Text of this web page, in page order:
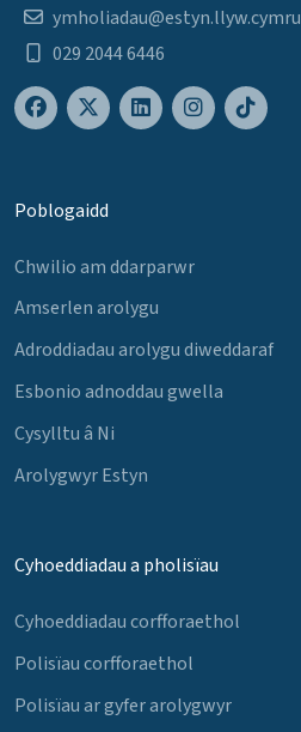
ymholiadau@estyn.llyw.cymru
029 2044 6446
Poblogaidd
Chwilio am ddarparwr
Amserlen arolygu
Adroddiadau arolygu diweddaraf
Esbonio adnoddau gwella
Cysylltu â Ni
Arolygwyr Estyn
Cyhoeddiadau a pholisïau
Cyhoeddiadau corfforaethol
Polisïau corfforaethol
Polisïau ar gyfer arolygwyr